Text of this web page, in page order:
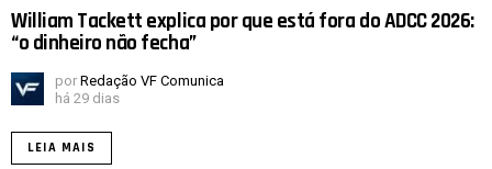
William Tackett explica por que está fora do ADCC 2026:
“o dinheiro não fecha”
por Redação VF Comunica
há 29 dias
LEIA MAIS